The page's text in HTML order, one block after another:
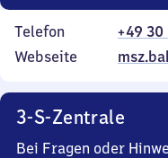
Telefon
+49
Webseite
3-S-Zentrale
Bei Fragen oder